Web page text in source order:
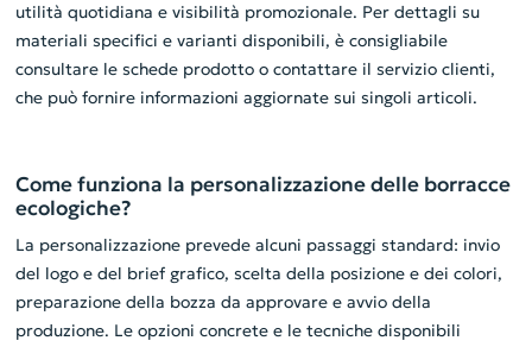
utilità quotidiana e visibilità promozionale. Per dettagli su
materiali specifici e varianti disponibili, è consigliabile
consultare le schede prodotto o contattare il servizio clienti,
che può fornire informazioni aggiornate sui singoli articoli.
Come funziona la personalizzazione delle borracce
ecologiche?
La personalizzazione prevede alcuni passaggi standard: invio
del logo e del brief grafico, scelta della posizione e dei colori,
preparazione della bozza da approvare e avvio della
produzione. Le opzioni concrete e le tecniche disponibili